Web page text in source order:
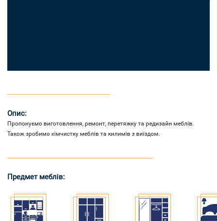
Опис:
Пропонуємо виготовлення, ремонт, перетяжку та редизайн меблів.
Також зробимо хімчистку меблів та килимів з виїздом.
Предмет меблів: